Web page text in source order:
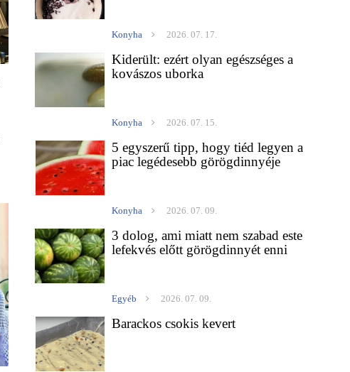
Konyha 2026. 07. 17.
Kiderült: ezért olyan egészséges a
kovászos uborka
Konyha 2026. 07. 15.
5 egyszerű tipp, hogy tiéd legyen a
piac legédesebb görögdinnyéje
Konyha 2026. 07. 09.
3 dolog, ami miatt nem szabad este
lefekvés előtt görögdinnyét enni
Egyéb 2026. 07. 09.
Barackos csokis kevert